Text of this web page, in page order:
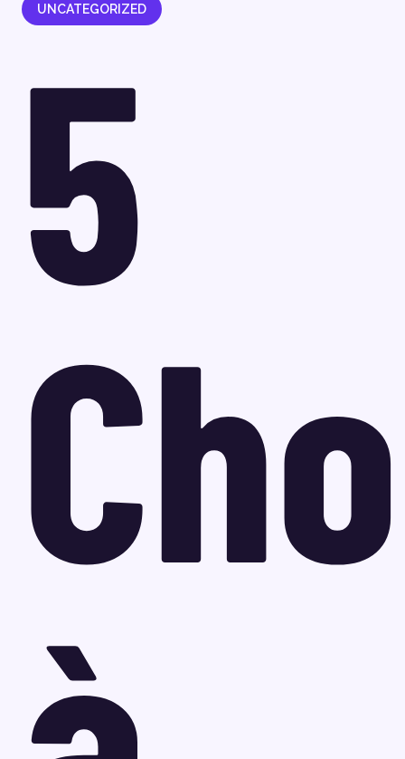
UNCATEGORIZED
5